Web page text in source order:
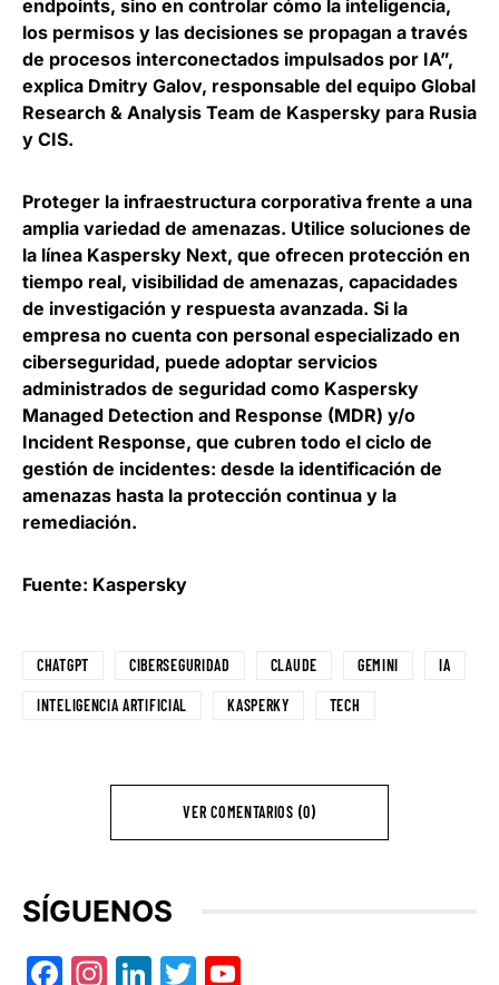
endpoints, sino en controlar cómo la inteligencia,
los permisos y las decisiones se propagan a través
de procesos interconectados impulsados por IA”,
explica Dmitry Galov, responsable del equipo Global
Research & Analysis Team de Kaspersky para Rusia
y CIS.
Proteger la infraestructura corporativa frente a una
amplia variedad de amenazas. Utilice soluciones de
la línea Kaspersky Next, que ofrecen protección en
tiempo real, visibilidad de amenazas, capacidades
de investigación y respuesta avanzada. Si la
empresa no cuenta con personal especializado en
ciberseguridad, puede adoptar servicios
administrados de seguridad como Kaspersky
Managed Detection and Response (MDR) y/o
Incident Response, que cubren todo el ciclo de
gestión de incidentes: desde la identificación de
amenazas hasta la protección continua y la
remediación.
Fuente: Kaspersky
CHATGPT CIBERSEGURIDAD CLAUDE GEMINI IA
INTELIGENCIA ARTIFICIAL KASPERKY TECH
VER COMENTARIOS (0)
SÍGUENOS
Facebook
Instagram
LinkedIn
Twitter